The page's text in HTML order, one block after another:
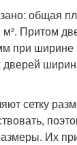
общая
Притом
при
сетку
Их